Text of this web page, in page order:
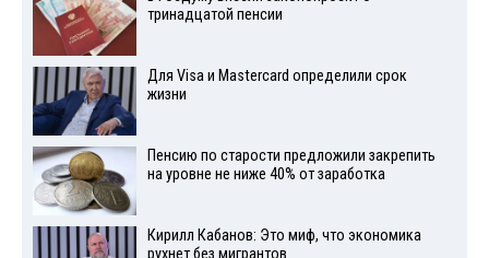
тринадцатой пенсии
Для Visа и Mastercard определили срок
жизни
Пенсию по старости предложили закрепить
на уровне не ниже 40% от заработка
Кирилл Кабанов: Это миф, что экономика
рухнет без мигрантов